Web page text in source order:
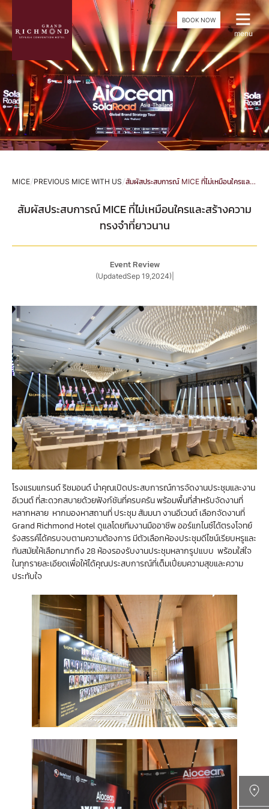
BOOK NOW
menu
MICE/PREVIOUS MICE WITH US/ สัมผัสประสบการณ์ MICE ที่ไม่เหมือนใครและสร้างความทรงจำที่ยาวนาน
สัมผัสประสบการณ์ MICE ที่ไม่เหมือนใครและสร้างความ
ทรงจำที่ยาวนาน
Event Review
(UpdatedSep 19,2024)
โรงแรมแกรนด์ ริชมอนด์ นำคุณเปิดประสบการณ์การจัดงานประชุมและงาน
อีเวนต์ ที่สะดวกสบายด้วยฟังก์ชันที่ครบครัน พร้อมพื้นที่สำหรับจัดงานที่
หลากหลาย หากมองหาสถานที่ ประชุม สัมมนา งานอีเวนต์ เลือกจัดงานที่
Grand Richmond Hotel ดูแลโดยทีมงานมืออาชีพ ออร์แกไนซ์ได้ตรงโจทย์
รังสรรค์ได้ครบจบตามความต้องการ มีตัวเลือกห้องประชุมดีไซน์เรียบหรูและ
ทันสมัยให้เลือกมากถึง 28 ห้องรองรับงานประชุมหลากรูปแบบ พร้อมใส่ใจ
ในทุกรายละเอียดเพื่อให้ได้คุณประสบการณ์ที่เต็มเปี่ยมความสุขและความ
ประทับใจ